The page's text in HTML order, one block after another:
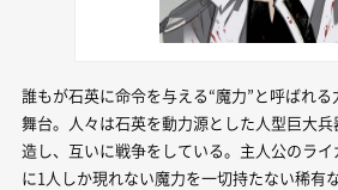
誰もが石英に命令を与える“魔力”と呼ばれ
舞台。人々は石英を動力源とした人型巨大
造し、互いに戦争をしている。主人公のラ
に1人しか現れない魔力を一切持たない稀有